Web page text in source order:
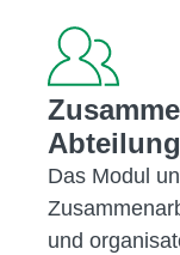
Das Modul
und